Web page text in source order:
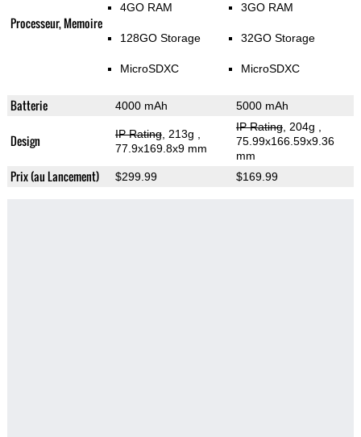
Processeur, Memoire
4GO RAM
128GO Storage
MicroSDXC
3GO RAM
32GO Storage
MicroSDXC
Batterie 4000 mAh 5000 mAh
Design IP Rating, 213g
77.9x169.8x9 mm
IP Rating, 204g
75.99x166.59x9.36
mm
Prix (au Lancement) $299.99 $169.99